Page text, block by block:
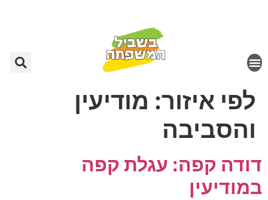
לפי איזור: מודיעין
והסביבה
דודה קפה: עגלת קפה
במודיעין